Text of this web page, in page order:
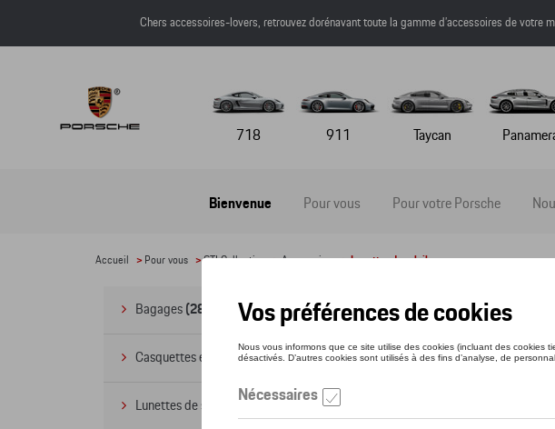
Chers accessoires-lovers, retrouvez dorénavant toute la gamme d’accessoires de
718 911 Taycan
Bienvenue Pour vous Pour votre Porsche
Accueil > Pour vous >GTI Collection >Accessoires > Lunettes de soleil
Bagages (28)
Casquettes et bonnets(20)
Lunettes de soleil
Lunettes de